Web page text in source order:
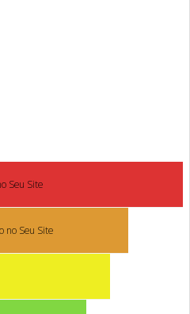
Seu Site
no Seu Site